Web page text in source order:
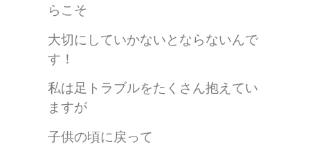
らこそ
大切にしていかないとならないんで
す！
私は足トラブルをたくさん抱えてい
ますが
子供の頃に戻って